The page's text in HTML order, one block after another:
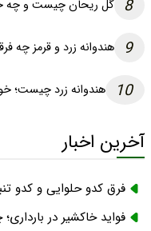
8 گل ریحان چیست و چه
9 هندوانه زرد و قرمز چه
10 هندوانه زرد چیست؛
آخرین اخبار
فرق کدو حلوایی و
فواید خاکشیر در